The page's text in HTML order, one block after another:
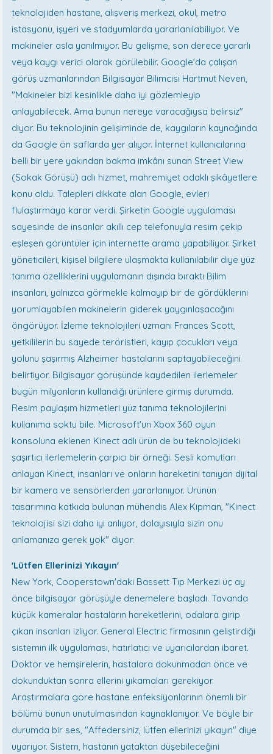
teknolojiden hastane, alışveriş merkezi, okul, metro
istasyonu, işyeri ve stadyumlarda yararlanılabiliyor. Ve
makineler asla yanılmıyor. Bu gelişme, son derece yararlı
veya kaygı verici olarak görülebilir. Google'da çalışan
görüş uzmanlarından Bilgisayar Bilimcisi Hartmut Neven,
"Makineler bizi kesinlikle daha iyi gözlemleyip
anlayabilecek. Ama bunun nereye varacağıysa belirsiz"
diyor. Bu teknolojinin gelişiminde de, kaygıların kaynağında
da Google ön saflarda yer alıyor. İnternet kullanıcılarına
belli bir yere yakından bakma imkânı sunan Street View
(Sokak Görüşü) adlı hizmet, mahremiyet odaklı şikâyetlere
konu oldu. Talepleri dikkate alan Google, evleri
flulaştırmaya karar verdi. Şirketin Google uygulaması
sayesinde de insanlar akıllı cep telefonuyla resim çekip
eşleşen görüntüler için internette arama yapabiliyor. Şirket
yöneticileri, kişisel bilgilere ulaşmakta kullanılabilir diye yüz
tanıma özelliklerini uygulamanın dışında bıraktı Bilim
insanları, yalnızca görmekle kalmayıp bir de gördüklerini
yorumlayabilen makinelerin giderek yaygınlaşacağını
öngörüyor. İzleme teknolojileri uzmanı Frances Scott,
yetkililerin bu sayede teröristleri, kayıp çocukları veya
yolunu şaşırmış Alzheimer hastalarını saptayabileceğini
belirtiyor. Bilgisayar görüşünde kaydedilen ilerlemeler
bugün milyonların kullandığı ürünlere girmiş durumda.
Resim paylaşım hizmetleri yüz tanıma teknolojilerini
kullanıma soktu bile. Microsoft'un Xbox 360 oyun
konsoluna eklenen Kinect adlı ürün de bu teknolojideki
şaşırtıcı ilerlemelerin çarpıcı bir örneği. Sesli komutları
anlayan Kinect, insanları ve onların hareketini tanıyan dijital
bir kamera ve sensörlerden yararlanıyor. Ürünün
tasarımına katkıda bulunan mühendis Alex Kipman, "Kinect
teknolojisi sizi daha iyi anlıyor, dolayısıyla sizin onu
anlamanıza gerek yok" diyor.
'Lütfen Ellerinizi Yıkayın'
New York, Cooperstown'daki Bassett Tıp Merkezi üç ay
önce bilgisayar görüşüyle denemelere başladı. Tavanda
küçük kameralar hastaların hareketlerini, odalara girip
çıkan insanları izliyor. General Electric firmasının geliştirdiği
sistemin ilk uygulaması, hatırlatıcı ve uyarıcılardan ibaret.
Doktor ve hemşirelerin, hastalara dokunmadan önce ve
dokunduktan sonra ellerini yıkamaları gerekiyor.
Araştırmalara göre hastane enfeksiyonlarının önemli bir
bölümü bunun unutulmasından kaynaklanıyor. Ve böyle bir
durumda bir ses, "Affedersiniz, lütfen ellerinizi yıkayın" diye
uyarıyor. Sistem, hastanın yataktan düşebileceğini